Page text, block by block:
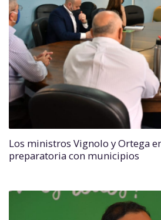
Los ministros Vignolo y Ortega
preparatoria con municipios